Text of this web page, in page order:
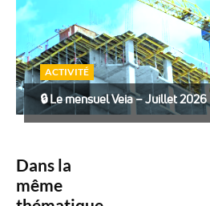
ACTIVITÉ
🔒︎ Le mensuel Veia – Juillet 2026
Dans la
même